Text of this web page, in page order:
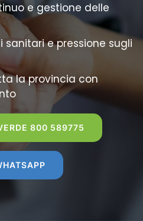
e gestione delle
sanitari e pressione sugli
la provincia con
800 589775